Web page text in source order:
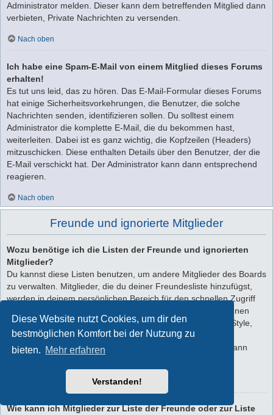
Diese Website nutzt Cookies, um dir den
bestmöglichen Komfort bei der Nutzung zu
bieten. Mehr erfahren
Verstanden!
Administrator melden. Dieser kann dem betreffenden Mitglied dann
verbieten, Private Nachrichten zu versenden.
Nach oben
Ich habe eine Spam-E-Mail von einem Mitglied dieses Forums
erhalten!
Es tut uns leid, das zu hören. Das E-Mail-Formular dieses Forums
hat einige Sicherheitsvorkehrungen, die Benutzer, die solche
Nachrichten senden, identifizieren sollen. Du solltest einem
Administrator die komplette E-Mail, die du bekommen hast,
weiterleiten. Dabei ist es ganz wichtig, die Kopfzeilen (Headers)
mitzuschicken. Diese enthalten Details über den Benutzer, der die
E-Mail verschickt hat. Der Administrator kann dann entsprechend
reagieren.
Nach oben
Freunde und ignorierte Mitglieder
Wozu benötige ich die Listen der Freunde und ignorierten
Mitglieder?
Du kannst diese Listen benutzen, um andere Mitglieder des Boards
zu verwalten. Mitglieder, die du deiner Freundesliste hinzufügst,
werden in deinem persönlichen Bereich für den schnellen Zugriff
aufgelistet. Du siehst dort deren Onlinestatus und kannst ihnen
schnell eine Private Nachricht senden. Abhängig von dem Style,
den du verwendest, können Beiträge deiner Freunde auch
hervorgehoben sein. Wenn du einen Benutzer ignorierst, dann
Wie kann ich Mitglieder zur Liste der Freunde oder zur Liste